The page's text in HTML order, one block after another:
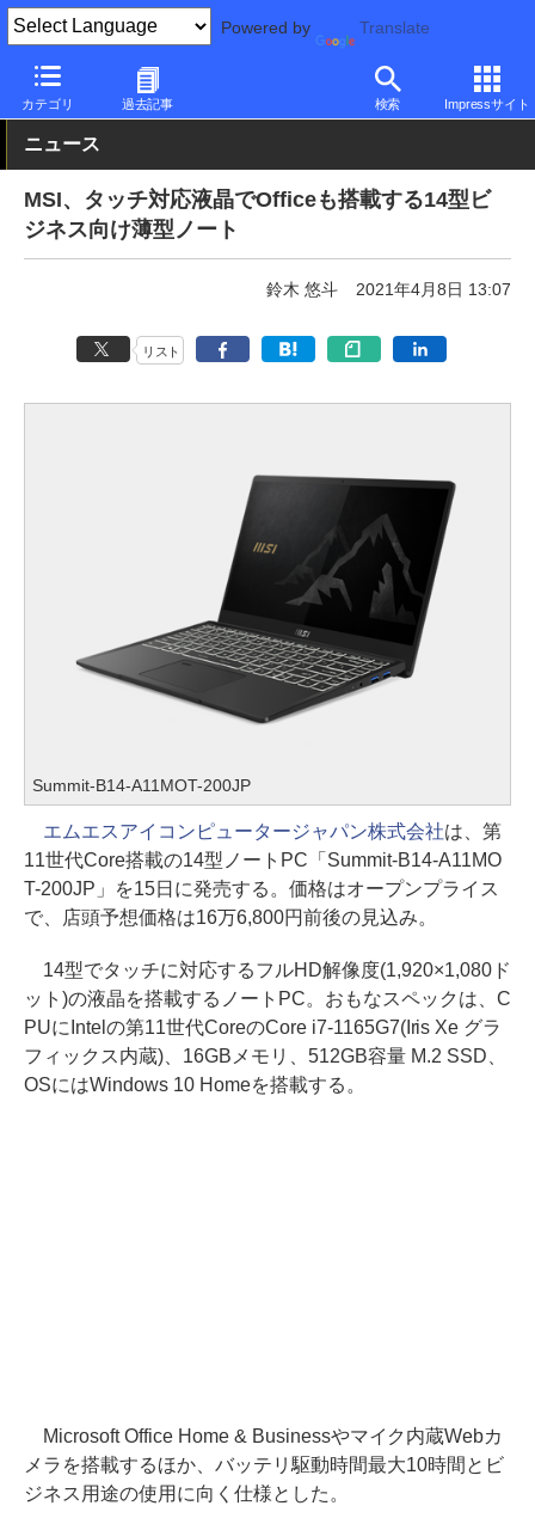
Powered by Translate
カテゴリ 過去記事 検索 Impressサイト
PC Watch パソコン/タブレット/スマートフォン ノートパソコン
ニュース
MSI、タッチ対応液晶でOfficeも搭載する14型ビ
ジネス向け薄型ノート
鈴木 悠斗 2021年4月8日 13:07
リスト
Summit-B14-A11MOT-200JP
エムエスアイコンピュータージャパン株式会社は、第
11世代Core搭載の14型ノートPC「Summit-B14-A11MO
T-200JP」を15日に発売する。価格はオープンプライス
で、店頭予想価格は16万6,800円前後の見込み。
14型でタッチに対応するフルHD解像度(1,920×1,080ド
ット)の液晶を搭載するノートPC。おもなスペックは、C
PUにIntelの第11世代CoreのCore i7-1165G7(Iris Xe グラ
フィックス内蔵)、16GBメモリ、512GB容量 M.2 SSD、
OSにはWindows 10 Homeを搭載する。
Microsoft Office Home & Businessやマイク内蔵Webカ
メラを搭載するほか、バッテリ駆動時間最大10時間とビ
ジネス用途の使用に向く仕様とした。